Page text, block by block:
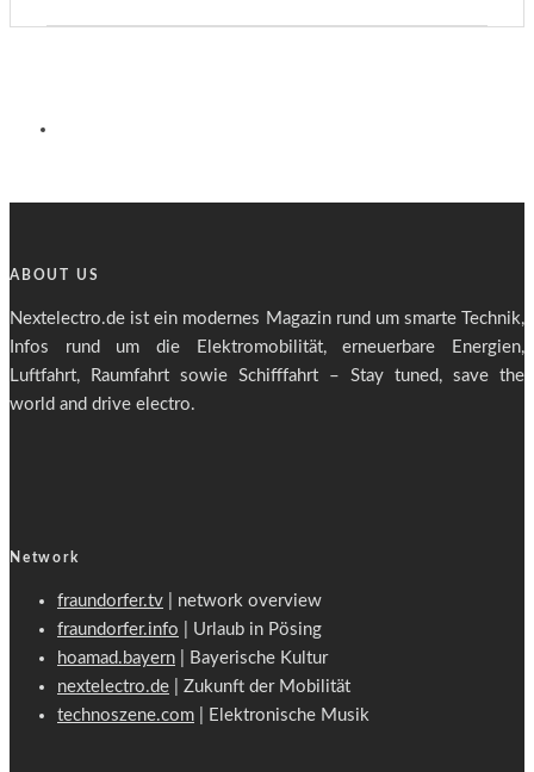
ABOUT US
Nextelectro.de ist ein modernes Magazin rund um smarte Technik,
Infos rund um die Elektromobilität, erneuerbare Energien,
Luftfahrt, Raumfahrt sowie Schifffahrt – Stay tuned, save the
world and drive electro.
Network
fraundorfer.tv | network overview
fraundorfer.info | Urlaub in Pösing
hoamad.bayern | Bayerische Kultur
nextelectro.de | Zukunft der Mobilität
technoszene.com | Elektronische Musik